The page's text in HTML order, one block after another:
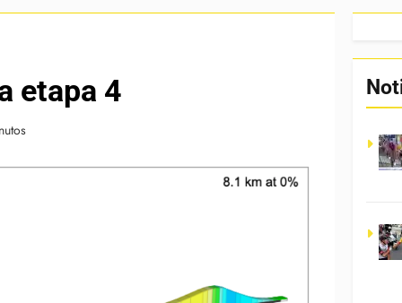
etapa 4